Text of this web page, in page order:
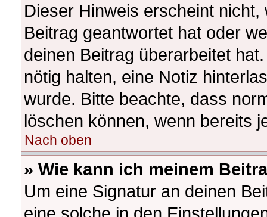
Dieser Hinweis erscheint
Beitrag geantwortet hat oder
deinen Beitrag überarbeitet
nötig halten, eine Notiz
wurde. Bitte beachte, dass
löschen können, wenn bereits
Nach oben
» Wie kann ich meinem
Um eine Signatur an deinen